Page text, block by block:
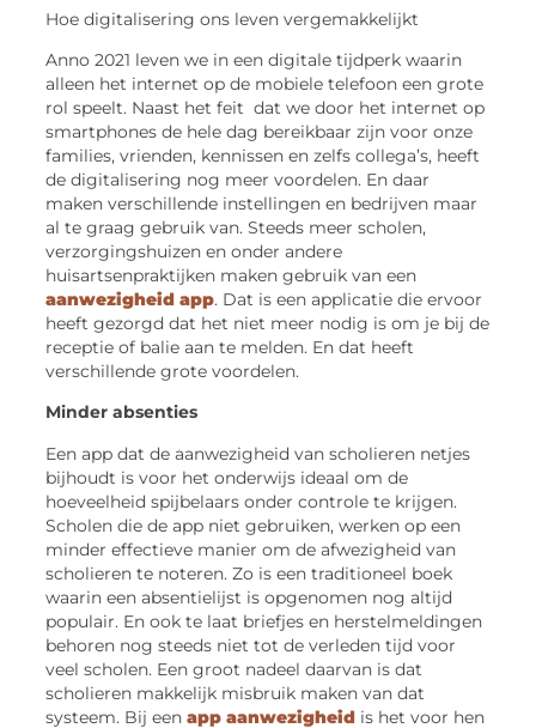
Hoe digitalisering ons leven vergemakkelijkt
Anno 2021 leven we in een digitale tijdperk waarin
alleen het internet op de mobiele telefoon een grote
rol speelt. Naast het feit dat we door het internet op
smartphones de hele dag bereikbaar zijn voor onze
families, vrienden, kennissen en zelfs collega’s, heeft
de digitalisering nog meer voordelen. En daar
maken verschillende instellingen en bedrijven maar
al te graag gebruik van. Steeds meer scholen,
verzorgingshuizen en onder andere
huisartsenpraktijken maken gebruik van een
aanwezigheid app. Dat is een applicatie die ervoor
heeft gezorgd dat het niet meer nodig is om je bij de
receptie of balie aan te melden. En dat heeft
verschillende grote voordelen.
Minder absenties
Een app dat de aanwezigheid van scholieren netjes
bijhoudt is voor het onderwijs ideaal om de
hoeveelheid spijbelaars onder controle te krijgen.
Scholen die de app niet gebruiken, werken op een
minder effectieve manier om de afwezigheid van
scholieren te noteren. Zo is een traditioneel boek
waarin een absentielijst is opgenomen nog altijd
populair. En ook te laat briefjes en herstelmeldingen
behoren nog steeds niet tot de verleden tijd voor
veel scholen. Een groot nadeel daarvan is dat
scholieren makkelijk misbruik maken van dat
systeem. Bij eenapp aanwezigheid is het voor hen